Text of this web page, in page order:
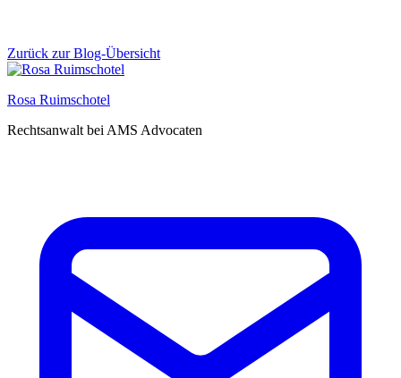
Zurück zur Blog-Übersicht
Rosa Ruimschotel
Rechtsanwalt bei AMS Advocaten